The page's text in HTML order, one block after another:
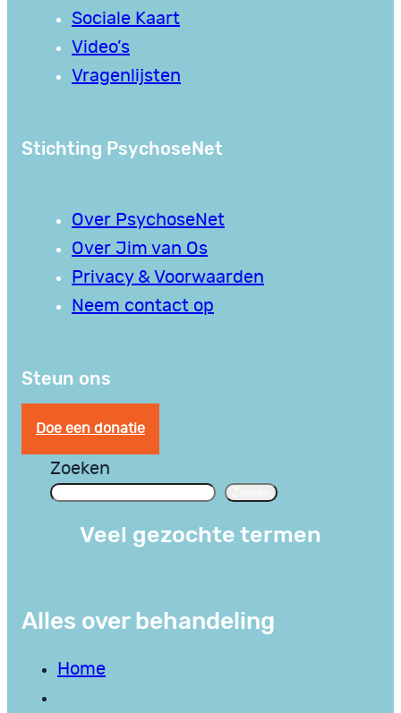
Sociale Kaart
Video’s
Vragenlijsten
Stichting PsychoseNet
Over PsychoseNet
Over Jim van Os
Privacy & Voorwaarden
Neem contact op
Steun ons
Doe een donatie
Zoeken
Veel gezochte termen
Alles over behandeling
Home